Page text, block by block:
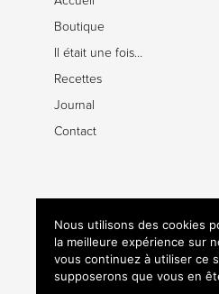
Boutique
Il était une fois…
Recettes
Journal
Contact
Nous utilisons des cookies
la meilleure expérience sur
vous continuez à utiliser ce
supposerons que vous en